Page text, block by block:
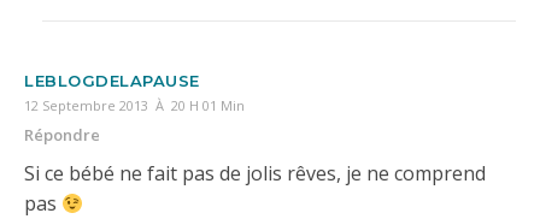
LEBLOGDELAPAUSE
12 Septembre 2013 À 20 H 01 Min
Répondre
Si ce bébé ne fait pas de jolis rêves, je ne comprend
pas